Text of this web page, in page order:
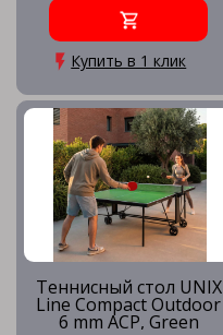
Купить в 1 клик
Теннисный стол UNIX
Line Compact Outdoor
6 mm ACP, Green